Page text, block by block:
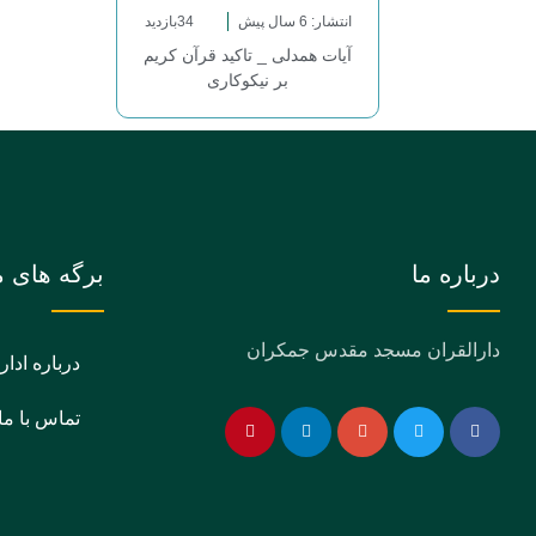
انتشار: 6 سال پیش 34بازدید
آیات همدلی _ تاکید قرآن کریم
بر نیکوکاری
درباره ما
دارالقران مسجد مقدس جمکران
برگه های
درباره
تماس با